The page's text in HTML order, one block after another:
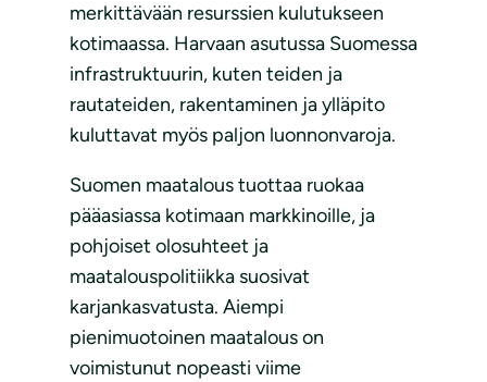
merkittävään resurssien kulutukseen
kotimaassa. Harvaan asutussa Suomessa
infrastruktuurin, kuten teiden ja
rautateiden, rakentaminen ja ylläpito
kuluttavat myös paljon luonnonvaroja.
Suomen maatalous tuottaa ruokaa
pääasiassa kotimaan markkinoille, ja
pohjoiset olosuhteet ja
maatalouspolitiikka suosivat
karjankasvatusta. Aiempi
pienimuotoinen maatalous on
voimistunut nopeasti viime